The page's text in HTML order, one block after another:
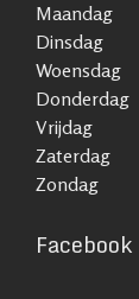
Maandag
Dinsdag
Woensdag
Donderdag
Vrijdag
Zaterdag
Zondag
Facebook